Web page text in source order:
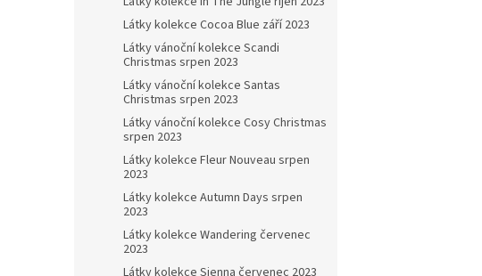
Látky kolekce Cocoa Blue září 2023
Látky vánoční kolekce Scandi
Christmas srpen 2023
Látky vánoční kolekce Santas
Christmas srpen 2023
Látky vánoční kolekce Cosy Christmas
srpen 2023
Látky kolekce Fleur Nouveau srpen
2023
Látky kolekce Autumn Days srpen
2023
Látky kolekce Wandering červenec
2023
Látky kolekce Sienna červenec 2023